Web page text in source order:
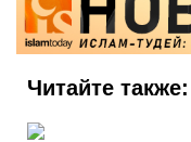
Читайте также: